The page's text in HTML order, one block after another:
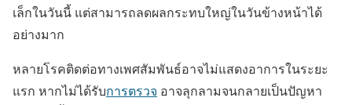
เล็กในวันนี้ แต่สามารถลดผลกระทบใหญ่ในวันข้างหน้าได้
อย่างมาก
หลายโรคติดต่อทางเพศสัมพันธ์อาจไม่แสดงอาการในระยะ
แรก หากไม่ได้รับการตรวจ อาจลุกลามจนกลายเป็นปัญหา